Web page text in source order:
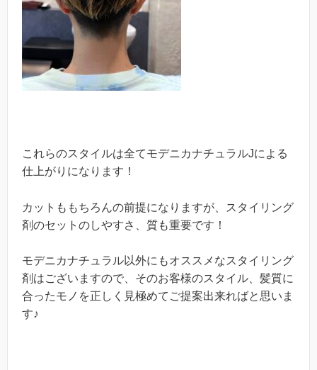
これらのスタイルは全てモデニカナチュラルJによる
仕上がりになります！
カットももちろんの前提になりますが、スタイリング
剤のセットのしやすさ、質も重要です！
モデニカナチュラル以外にもオススメなスタイリング
剤はございますので、そのお客様のスタイル、髪質に
合ったモノを正しく見極めてご提案出来ればと思いま
す♪